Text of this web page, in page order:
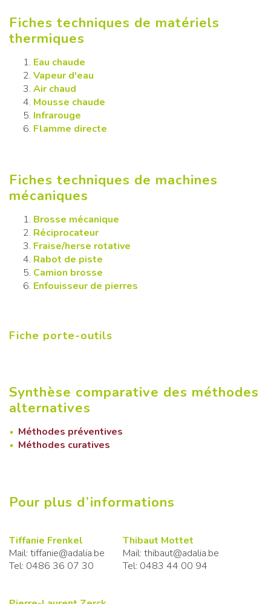
Fiches techniques de matériels
thermiques
Eau chaude
Vapeur d'eau
Air chaud
Mousse chaude
Infrarouge
Flamme directe
Fiches techniques de machines
mécaniques
Brosse mécanique
Réciprocateur
Fraise/herse rotative
Rabot de piste
Camion brosse
Enfouisseur de pierres
Fiche porte-outils
Synthèse comparative des méthodes
alternatives
Méthodes préventives
Méthodes curatives
Pour plus d’informations
Tiffanie Frenkel
Mail: tiffanie@adalia.be
Tel: 0486 36 07 30
Thibaut Mottet
Mail: thibaut@adalia.be
Tel: 0483 44 00 94